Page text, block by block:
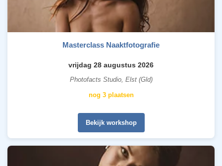
Masterclass Naaktfotografie
vrijdag 28 augustus 2026
Photofacts Studio, Elst (Gld)
nog 3 plaatsen
Bekijk workshop